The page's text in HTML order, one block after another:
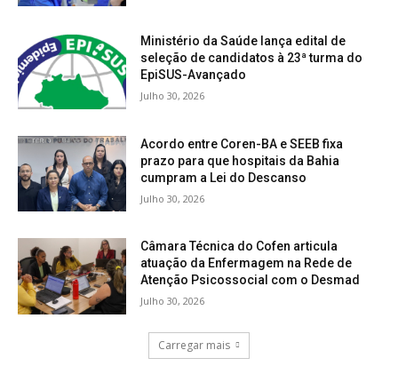
Ministério da Saúde lança edital de
seleção de candidatos à 23ª turma do
EpiSUS-Avançado
Julho 30, 2026
Acordo entre Coren-BA e SEEB fixa
prazo para que hospitais da Bahia
cumpram a Lei do Descanso
Julho 30, 2026
Câmara Técnica do Cofen articula
atuação da Enfermagem na Rede de
Atenção Psicossocial com o Desmad
Julho 30, 2026
Carregar mais